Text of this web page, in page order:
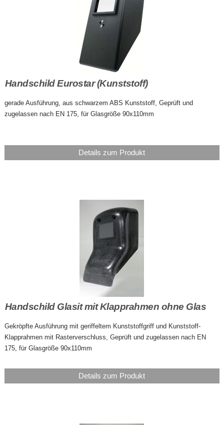
Handschild Eurostar (Kunststoff)
gerade Ausführung, aus schwarzem ABS Kunststoff, Geprüft und
zugelassen nach EN 175, für Glasgröße 90x110mm
Details zum Produkt
Handschild Glasit mit Klapprahmen ohne Glas
Gekröpfte Ausführung mit geriffeltem Kunststoffgriff und Kunststoff-
Klapprahmen mit Rasterverschluss, Geprüft und zugelassen nach EN
175, für Glasgröße 90x110mm
Details zum Produkt